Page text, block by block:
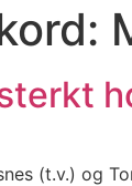
(t.v.) og